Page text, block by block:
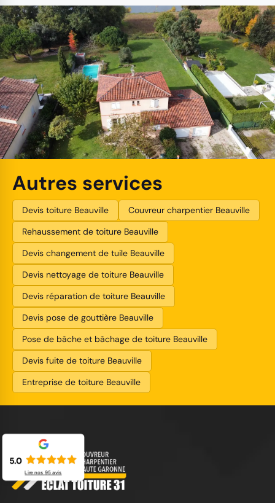
Autres services
Devis toiture Beauville
Couvreur charpentier Beauville
Rehaussement de toiture Beauville
Devis changement de tuile Beauville
Devis nettoyage de toiture Beauville
Devis réparation de toiture Beauville
Devis pose de gouttière Beauville
Pose de bâche et bâchage de toiture Beauville
Devis fuite de toiture Beauville
Entreprise de toiture Beauville
5.0
Lire nos 95avis